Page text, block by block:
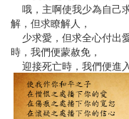
哦，主啊使我少為自己
解，但求瞭解人，
少求愛，但求全心付出
時，我們便蒙赦免，
迎接死亡時，我們便進入